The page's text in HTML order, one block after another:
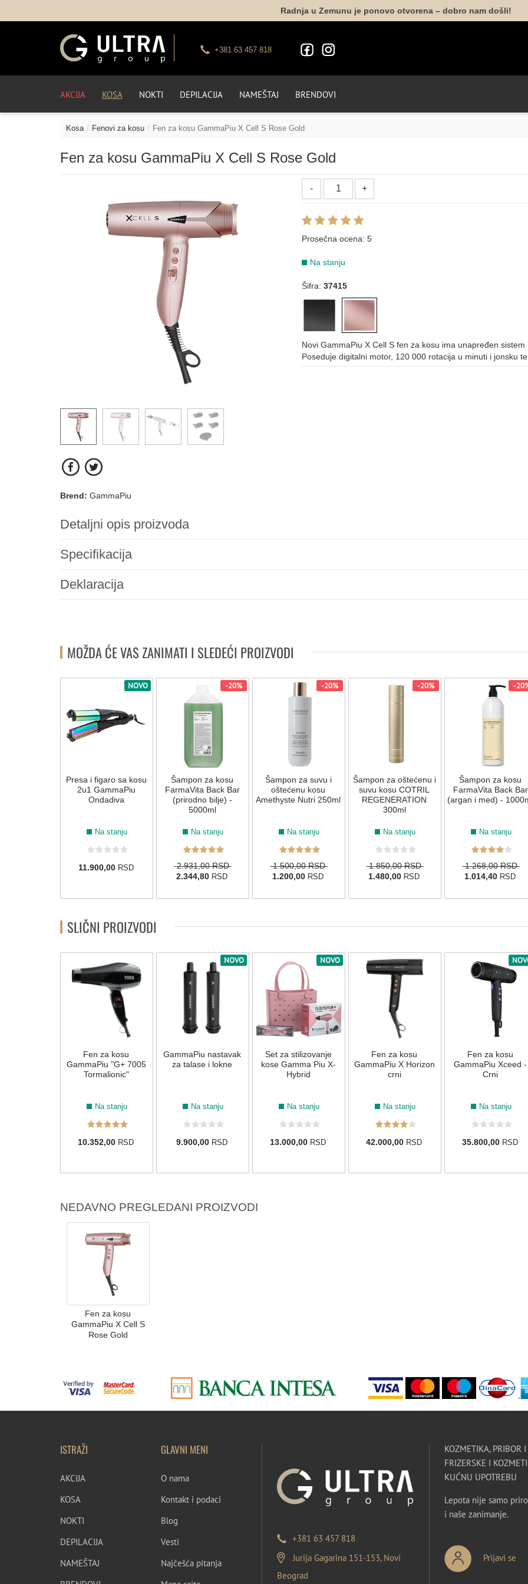
Radnja u Zemunu je ponovo otvorena – dobro nam došli!
+381 63 457 818
AKCIJA KOSA NOKTI DEPILACIJA NAMEŠTAJ BRENDOVI
Kosa Fenovi za kosu Fen za kosu GammaPiu X Cell S Rose Gold
Fen za kosu GammaPiu X Cell S Rose Gold
Prosečna ocena:5
Na stanju
Šifra:37415
Novi GammaPiu X Cell S fen za kosu ima unapređen
Poseduje digitalni motor, 120 000 rotacija u minuti i jonsku
Brend: GammaPiu
Detaljni opis proizvoda
Specifikacija
Deklaracija
MOŽDA ĆE VAS ZANIMATI I SLEDEĆI PROIZVODI
NOVO
Presa i figaro sa kosu
2u1 GammaPiu
Ondadiva
Na stanju
11.900,00RSD
-20%
Šampon za kosu
FarmaVita Back Bar
(prirodno bilje) -
5000ml
Na stanju
2.931,00 RSD
2.344,80 RSD
-20%
Šampon za suvu i
oštećenu kosu
Amethyste Nutri 250ml
Na stanju
1.500,00 RSD
1.200,00 RSD
-20%
Šampon za oštećenu i
suvu kosu COTRIL
REGENERATION
300ml
Na stanju
1.850,00 RSD
1.480,00 RSD
-
Šampon za kosu
FarmaVita Back Bar
(argan i med) -
Na stanju
1.268,00 RSD
1.014,40 RSD
SLIČNI PROIZVODI
Fen za kosu
GammaPiu "G+ 7005
Tormalionic"
Na stanju
10.352,00 RSD
NOVO
GammaPiu nastavak
za talase i lokne
Na stanju
9.900,00 RSD
NOVO
Set za stilizovanje
kose Gamma Piu X-
Hybrid
Na stanju
13.000,00 RSD
Fen za kosu
GammaPiu X Horizon
crni
Na stanju
42.000,00 RSD
Fen za kosu
GammaPiu Xceed -
Crni
Na stanju
35.800,00 RSD
NEDAVNO PREGLEDANI PROIZVODI
Fen za kosu
GammaPiu X Cell S
Rose Gold
ISTRAŽI
AKCIJA
KOSA
NOKTI
DEPILACIJA
NAMEŠTAJ
GLAVNI MENI
O nama
Kontakt i podaci
Blog
Vesti
Najčešća pitanja
+381 63 457 818
Jurija Gagarina 151-153, Novi
Beograd
KOZMETIKA, PRIBOR
FRIZERSKE I
KUĆNU UPOTREBU
Lepota nije samo
i naše zanimanje.
Prijavi se